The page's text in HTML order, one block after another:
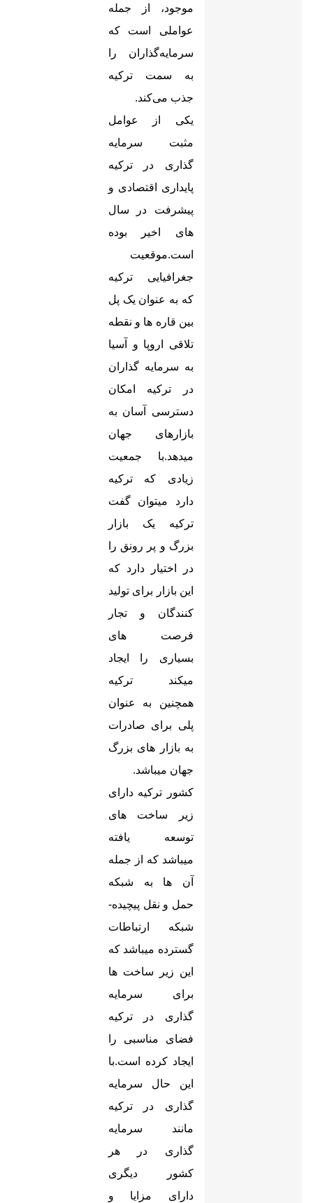
موجود، از جمله
عواملی است که
سرمایه‌گذاران را
به سمت ترکیه
جذب می‌کند.
یکی از عوامل
مثبت سرمایه
گذاری در ترکیه
پایداری اقتصادی و
پیشرفت در سال
های اخیر بوده
است.موقعیت
جغرافیایی ترکیه
که به عنوان یک پل
بین قاره ها و نقطه
تلاقی اروپا و آسیا
به سرمایه گذاران
در ترکیه امکان
دسترسی آسان به
بازارهای جهان
میدهد.با جمعیت
زیادی که ترکیه
دارد میتوان گفت
ترکیه یک بازار
بزرگ و پر رونق را
در اختیار دارد که
این بازار برای تولید
کنندگان و تجار
فرصت های
بسیاری را ایجاد
میکند ترکیه
همچنین به عنوان
پلی برای صادرات
به بازار های بزرگ
جهان میباشد.
کشور ترکیه دارای
زیر ساخت های
توسعه یافته
میباشد که از جمله
آن ها به شبکه
حمل و نقل پیچیده-
شبکه ارتباطات
گسترده میباشد که
این زیر ساخت ها
برای سرمایه
گذاری در ترکیه
فضای مناسبی را
ایجاد کرده است.با
این حال سرمایه
گذاری در ترکیه
مانند سرمایه
گذاری در هر
کشور دیگری
دارای مزایا و